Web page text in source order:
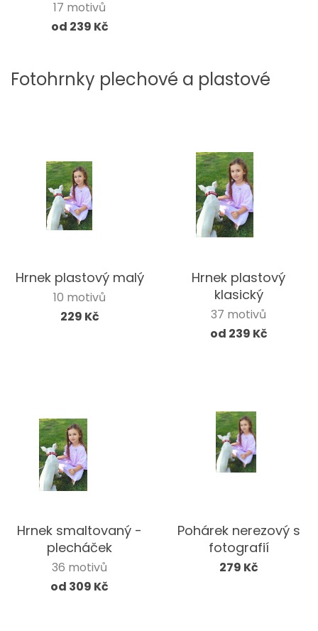
17 motivů
od 239 Kč
Fotohrnky plechové a plastové
Hrnek plastový malý
10 motivů
229 Kč
Hrnek plastový
klasický
37 motivů
od 239 Kč
Hrnek smaltovaný -
plecháček
36 motivů
od 309 Kč
Pohárek nerezový s
fotografií
279 Kč